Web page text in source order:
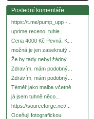
Poslední komentáře
https://t.me/pump_upp -...
uprime receno, tuhle...
Cena 4000 Kč Pevná. K...
možná je jen zaseknutý...
Že by tady nebyl žádný
Zdravím, mám podobný...
Zdravím, mám podobný...
Téměř jako malba včetně
já jsem tuhně něco...
https://sourceforge.net/...
Oceňuji fotografickou